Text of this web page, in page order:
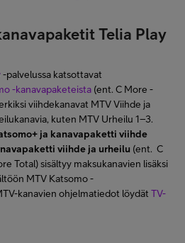
Telia Play
-palvelussa katsottavat
-kanavapaketeista (ent. C More -
viihdekanavat MTV Viihde ja
kuten MTV Urheilu 1–3.
ja kanavapaketti viihde
viihde ja urheilu (ent. C
Total) sisältyy maksukanavien lisäksi
MTV Katsomo -
kanavien ohjelmatiedot löydät TV-